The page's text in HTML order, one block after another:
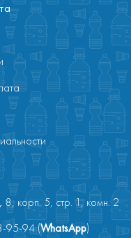
8, корп. 5, стр. 1, комн. 2
95-94 (WhatsApp)